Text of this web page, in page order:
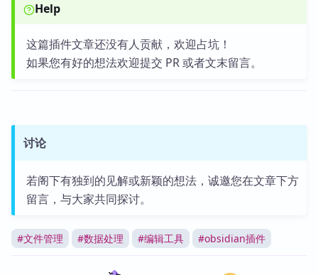
Help
这篇插件文章还没有人贡献，欢迎占坑！
如果您有好的想法欢迎提交 PR 或者文末留言。
讨论
若阁下有独到的见解或新颖的想法，诚邀您在文章下方
留言，与大家共同探讨。
#文件管理 #数据处理 #编辑工具 #obsidian插件